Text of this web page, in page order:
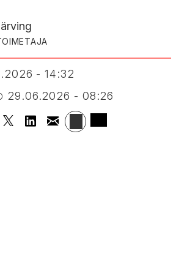
- 14:32
29.06.2026 - 08:26